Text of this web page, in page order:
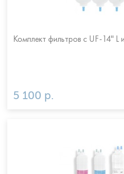
Комплект фильтров с UF-14" L
5 100 р.